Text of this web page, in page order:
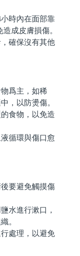
時內在面部靠
成皮膚損傷。
確保沒有其他
爲主，如稀
，以防燙傷。
食物，以免造
循環與傷口愈
要避免觸摸傷
水進行漱口，
。
處理，以避免